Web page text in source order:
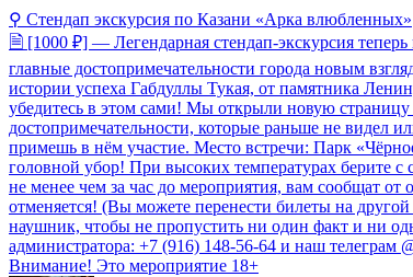
⚲ Стендап экскурсия по Казани «Арка влюбленных»
🗎 [1000 ₽] — Легендарная стендап-экскурсия
главные достопримечательности города новым
истории успеха Габдуллы Тукая, от памятника
убедитесь в этом сами! Мы открыли новую страницу
достопримечательности, которые раньше не видел
примешь в нём участие. Место встречи: Парк
головной убор! При высоких температурах берите
не менее чем за час до мероприятия, вам сообщат от
отменяется! (Вы можете перенести билеты на
наушник, чтобы не пропустить ни один факт и ни
администратора: +7 (916) 148-56-64 и наш телеграм
Внимание! Это мероприятие 18+